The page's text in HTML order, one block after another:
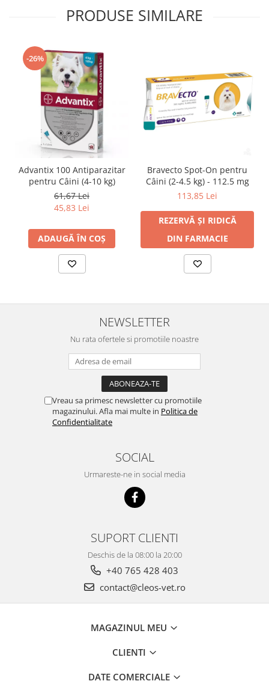
PRODUSE SIMILARE
-26%
Advantix 100 Antiparazitar
pentru Câini (4-10 kg)
61,67 Lei
45,83 Lei
ADAUGĂ ÎN COȘ
Bravecto Spot-On pentru
Câini (2-4.5 kg) - 112.5 mg
113,85 Lei
REZERVĂ ȘI RIDICĂ
DIN FARMACIE
NEWSLETTER
Nu rata ofertele si promotiile noastre
Vreau sa primesc newsletter cu promotiile
magazinului. Afla mai multe in Politica de
Confidentialitate
SOCIAL
Urmareste-ne in social media
SUPORT CLIENTI
Deschis de la 08:00 la 20:00
+40 765 428 403
contact@cleos-vet.ro
MAGAZINUL MEU
CLIENTI
DATE COMERCIALE